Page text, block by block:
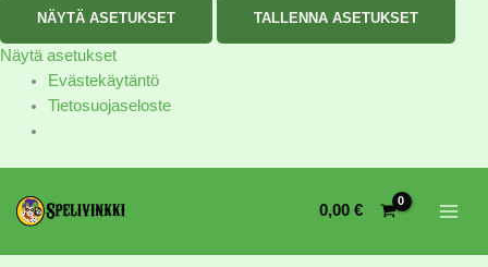
NÄYTÄ ASETUKSET TALLENNA ASETUKSET
Näytä asetukset
Evästekäytäntö
Tietosuojaseloste
0,00€
Retro
Destiny
8